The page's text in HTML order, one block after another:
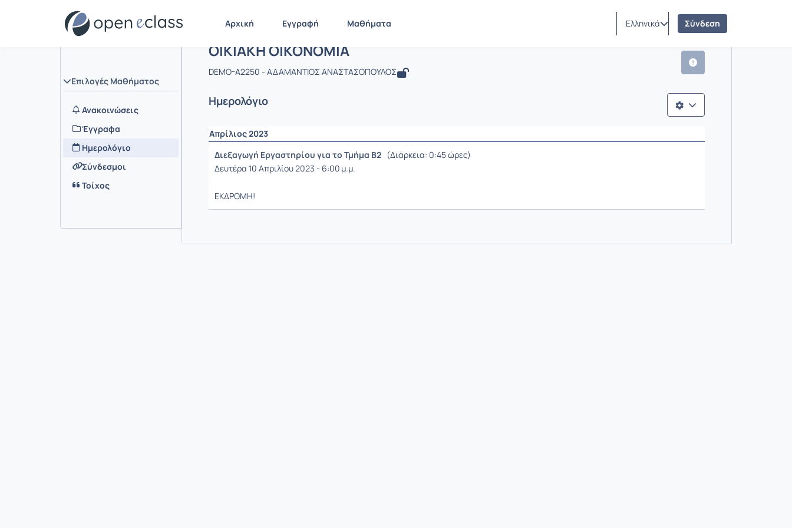
Αρχική Εγγραφή Μαθήματα Ελληνικά Σύνδεση
Επιλογές Μαθήματος
Ανακοινώσεις
Έγγραφα
Ημερολόγιο
Σύνδεσμοι
Τοίχος
Μάθημα : ΟΙΚΙΑΚΗ ΟΙΚΟΝΟΜΙΑ
ΟΙΚΙΑΚΗ ΟΙΚΟΝΟΜΙΑ
DEMO-A2250 - ΑΔΑΜΑΝΤΙΟΣ ΑΝΑΣΤΑΣΟΠΟΥΛΟΣ
Ημερολόγιο
Απρίλιος 2023
Διεξαγωγή Εργαστηρίου για το Τμήμα Β2 (Διάρκεια: 0:45 ώρες)
Δευτέρα 10 Απριλίου 2023 - 6:00 μ.μ.
ΕΚΔΡΟΜΗ!